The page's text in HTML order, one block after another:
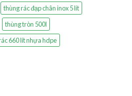
thùng rác đạp chân inox 5 lít
thùng tròn 500l
660 lít nhựa hdpe